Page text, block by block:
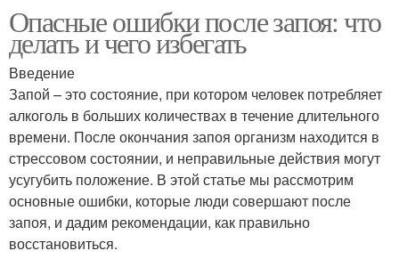
Опасные ошибки после запоя: что
делать и чего избегать
Введение
Запой – это состояние, при котором человек потребляет
алкоголь в больших количествах в течение длительного
времени. После окончания запоя организм находится в
стрессовом состоянии, и неправильные действия могут
усугубить положение. В этой статье мы рассмотрим
основные ошибки, которые люди совершают после
запоя, и дадим рекомендации, как правильно
восстановиться.